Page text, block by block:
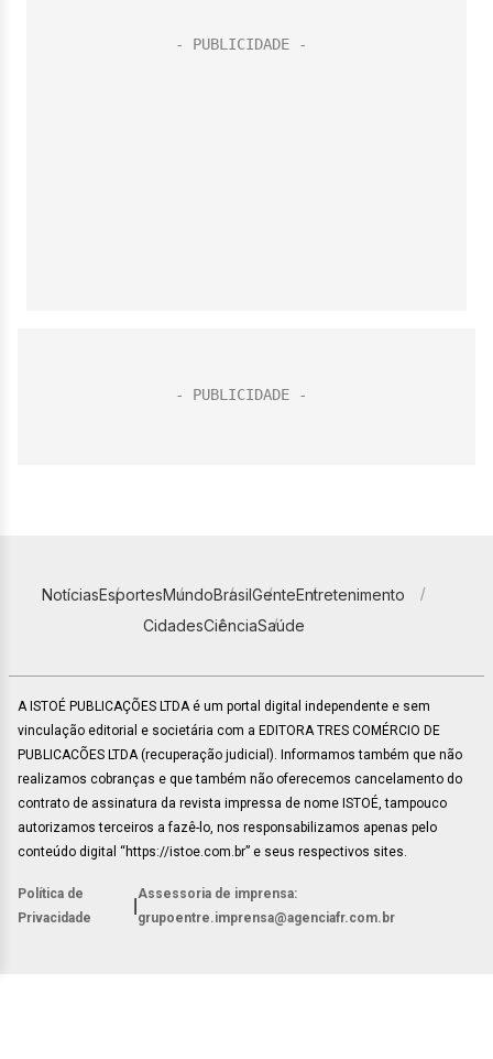
NotíciasEsportesMundoBrasilGenteEntretenimento
CidadesCiênciaSaúde
A ISTOÉ PUBLICAÇÕES LTDA é um portal digital independente e sem
vinculação editorial e societária com a EDITORA TRES COMÉRCIO DE
PUBLICACÕES LTDA (recuperação judicial). Informamos também que não
realizamos cobranças e que também não oferecemos cancelamento do
contrato de assinatura da revista impressa de nome ISTOÉ, tampouco
autorizamos terceiros a fazê-lo, nos responsabilizamos apenas pelo
conteúdo digital “https://istoe.com.br” e seus respectivos sites.
Política de
Privacidade
Assessoria de imprensa:
grupoentre.imprensa@agenciafr.com.br